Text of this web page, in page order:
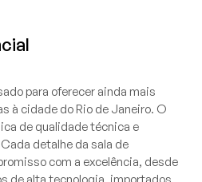
para oferecer ainda mais
à cidade do Rio de Janeiro. O
de qualidade técnica e
detalhe da sala de
com a excelência, desde